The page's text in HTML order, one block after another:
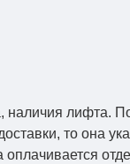
наличия лифта.
то она